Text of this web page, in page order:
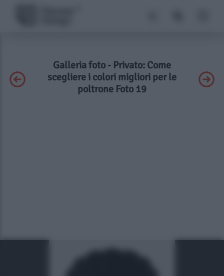
Galleria foto - Privato: Come
scegliere i colori migliori per le
poltrone Foto 19